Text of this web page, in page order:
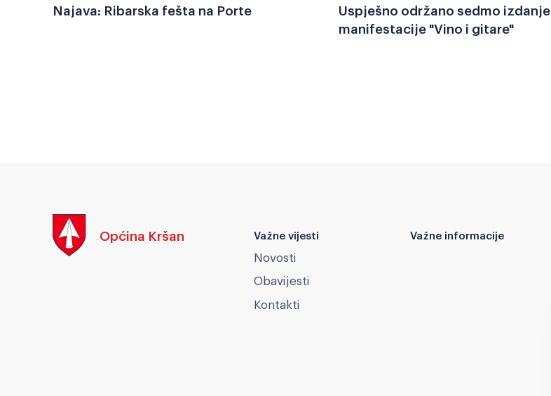
Najava: Ribarska fešta na Porte
Uspješno održano sedmo izdanje
manifestacije "Vino i gitare"
Općina Kršan Važne vijesti
Novosti
Obavijesti
Kontakti
Važne informacije